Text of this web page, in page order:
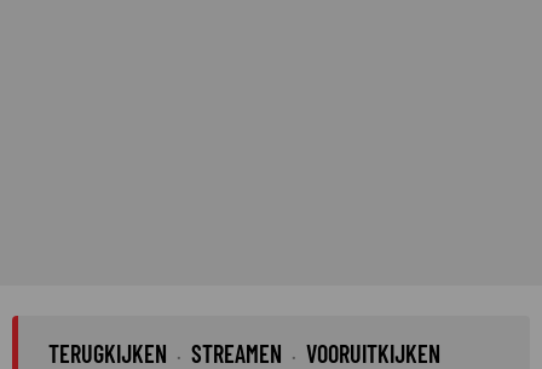
TERUGKIJKEN · STREAMEN · VOORUITKIJKEN